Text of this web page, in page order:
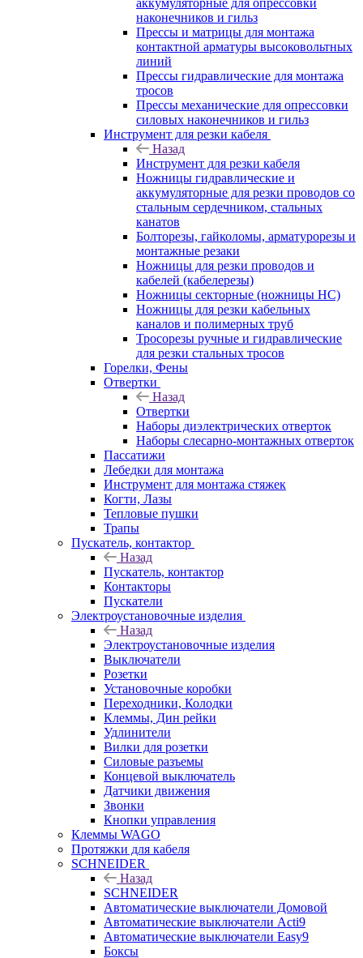
аккумуляторные для опрессовки
наконечников и гильз
Прессы и матрицы для монтажа
контактной арматуры высоковольтных
линий
Прессы гидравлические для монтажа
тросов
Прессы механические для опрессовки
силовых наконечников и гильз
Инструмент для резки кабеля
Назад
Инструмент для резки кабеля
Ножницы гидравлические и
аккумуляторные для резки проводов со
стальным сердечником, стальных
канатов
Болторезы, гайколомы, арматурорезы и
монтажные резаки
Ножницы для резки проводов и
кабелей (кабелерезы)
Ножницы секторные (ножницы НС)
Ножницы для резки кабельных
каналов и полимерных труб
Тросорезы ручные и гидравлические
для резки стальных тросов
Горелки, Фены
Отвертки
Назад
Отвертки
Наборы диэлектрических отверток
Наборы слесарно-монтажных отверток
Пассатижи
Лебедки для монтажа
Инструмент для монтажа стяжек
Когти, Лазы
Тепловые пушки
Трапы
Пускатель, контактор
Назад
Пускатель, контактор
Контакторы
Пускатели
Электроустановочные изделия
Назад
Электроустановочные изделия
Выключатели
Розетки
Установочные коробки
Переходники, Колодки
Клеммы, Дин рейки
Удлинители
Вилки для розетки
Силовые разъемы
Концевой выключатель
Датчики движения
Звонки
Кнопки управления
Клеммы WAGO
Протяжки для кабеля
SCHNEIDER
Назад
SCHNEIDER
Автоматические выключатели Домовой
Автоматические выключатели Acti9
Автоматические выключатели Easy9
Боксы